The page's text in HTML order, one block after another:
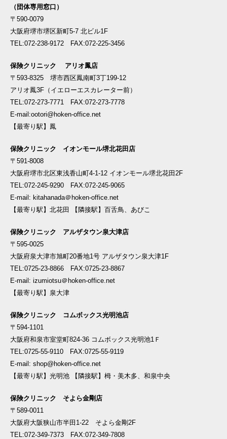
（団体専用窓口）
〒590-0079
大阪府堺市堺区新町5-7 北ビル1F
TEL:072-238-9172 FAX:072-225-3456
保険クリニック アリオ鳳店
〒593-8325 堺市西区鳳南町3丁199-12
アリオ鳳3F（イエローエスカレーター前）
TEL:072-273-7771 FAX:072-273-7778
E-mail:ootori@hoken-office.net
【最寄り駅】鳳
保険クリニック イオンモール堺北花田店
〒591-8008
大阪府堺市北区東浅香山町4-1-12 イオンモール堺北花田2F
TEL:072-245-9290 FAX:072-245-9065
E-mail: kitahanada＠hoken-office.net
【最寄り駅】北花田 【隣接駅】百舌鳥、あびこ
保険クリニック アルザタウン泉大津店
〒595-0025
大阪府泉大津市旭町20番地1号 アルザタウン泉大津1F
TEL:0725-23-8866 FAX:0725-23-8867
E-mail: izumiotsu＠hoken-office.net
【最寄り駅】泉大津
保険クリニック コムボックス光明池店
〒594-1101
大阪府和泉市室堂町824-36 コムボックス光明池1Ｆ
TEL:0725-55-9110 FAX:0725-55-9119
E-mail: shop@hoken-office.net
【最寄り駅】光明池 【隣接駅】栂・美木多、和泉中央
保険クリニック そよら金剛店
〒589-0011
大阪府大阪狭山市半田1-22 そよら金剛2F
TEL:072-349-7373 FAX:072-349-7808